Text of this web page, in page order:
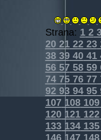
Strana: 12
20 212223
38394041
56575859
74757677
92939495
107108109
120121122
133134135
146147148